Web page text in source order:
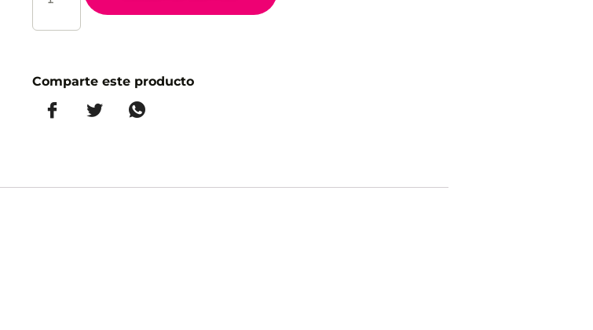
Comparte este producto